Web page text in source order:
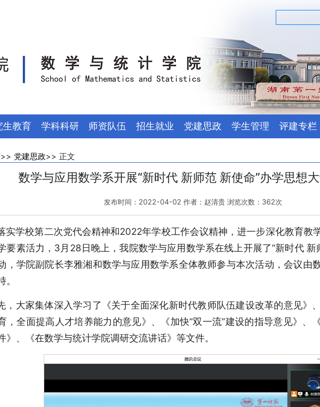
生教育 学科科研 师资队伍 招生就业 党建思政 学生管理 评建专栏
>> 党建思政>> 正文
数学与应用数学系开展“新时代 新师范 新使命”办学思想
发布时间：2022-04-02 作者：赵清贵 浏览次数： 362次
实学校第二次党代会精神和2022年学校工作会议精神，进一步深化教育教
要素活力，3月28日晚上，我院数学与应用数学系在线上开展了“新时代 新
，学院副院长李雅湘和数学与应用数学系全体教师参与本次活动，会议由
，大家集体深入学习了《关于全面深化新时代教师队伍建设改革的意见》
，全面提高人才培养能力的意见》、《加快“双一流”建设的指导意见》、
》、《在数学与统计学院调研交流讲话》等文件。